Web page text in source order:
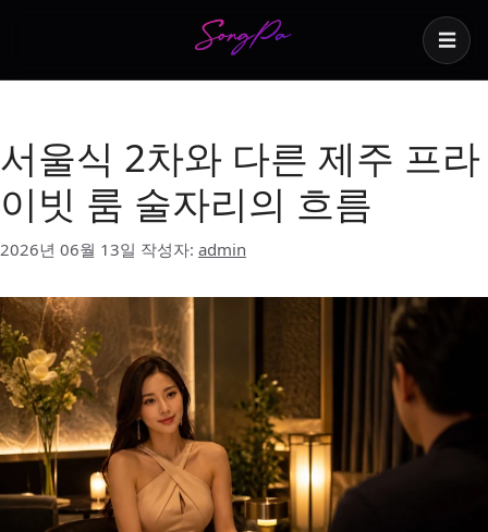
☰
서울식 2차와 다른 제주 프라
이빗 룸 술자리의 흐름
2026년 06월 13일 작성자: admin